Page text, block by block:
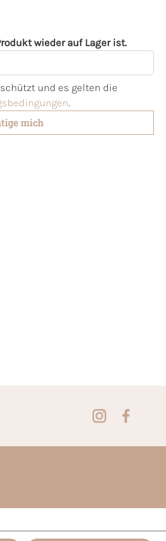
wieder auf Lager ist.
und es gelten die
.
mich